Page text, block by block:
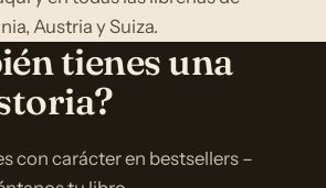
Austria y Suiza.
tienes una
con carácter en bestsellers –